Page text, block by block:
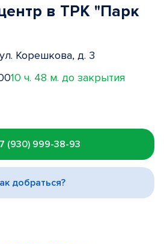
в ТРК "Парк
Корешкова, д. 3
10 ч. 48 м. до закрытия
(930) 999-38-93
добраться?